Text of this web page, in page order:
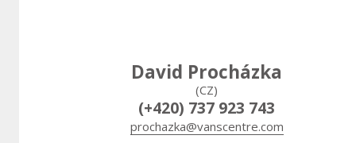
David Procházka
(CZ)
(+420) 737 923 743
prochazka@vanscentre.com